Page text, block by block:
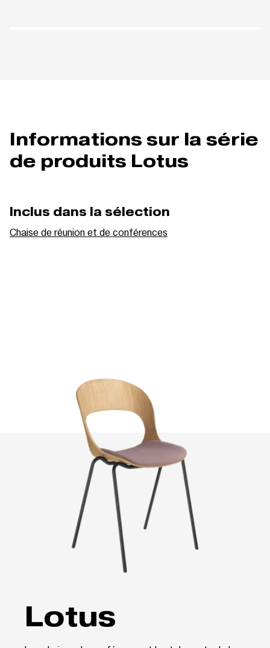
Informations sur la série
de produits Lotus
Inclus dans la sélection
Chaise de réunion et de conférences
Lotus